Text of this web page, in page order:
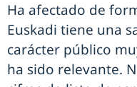
Ha afectado de
Euskadi tiene una
carácter público
ha sido relevante.